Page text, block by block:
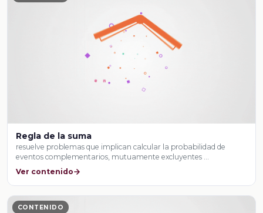
Regla de la suma
resuelve problemas que implican calcular la probabilidad de
eventos complementarios, mutuamente excluyentes …
Ver contenido
CONTENIDO